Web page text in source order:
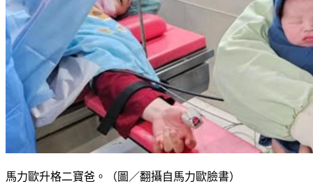
馬力歐升格二寶爸。（圖／翻攝自馬力歐臉書）